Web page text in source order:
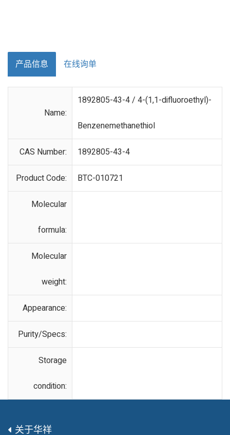
产品信息 在线询单
Name:
1892805-43-4 / 4-(1,1-difluoroethyl)-
Benzenemethanethiol
CAS Number: 1892805-43-4
Product Code: BTC-010721
Molecular
formula:
Molecular
weight:
Appearance:
Purity/Specs:
Storage
condition:
关于华祥